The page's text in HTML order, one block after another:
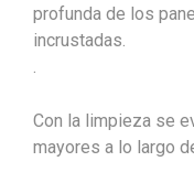
profunda de los
incrustadas.
.
Con la limpieza se
mayores a lo largo